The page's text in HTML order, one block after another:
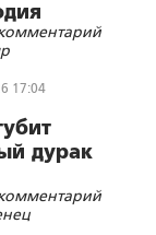
17:04
дурак